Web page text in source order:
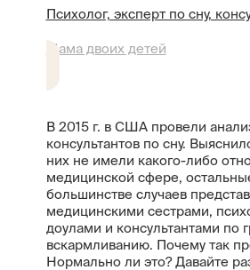
Психолог, эксперт по сну,
Мама двоих детей
В 2015 г. в США провели
консультантов по сну.
них не имели какого-либо
медицинской сфере,
большинстве случаев
медицинскими сестрами,
доулами и консультантами по
вскармливанию. Почему так
Нормально ли это? Давайте